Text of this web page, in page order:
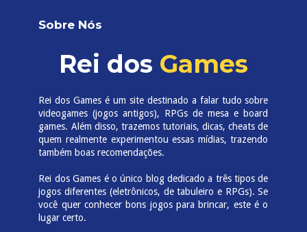
Sobre Nós
Rei dos Games
Rei dos Games é um site destinado a falar tudo sobre
videogames (jogos antigos), RPGs de mesa e board
games. Além disso, trazemos tutoriais, dicas, cheats de
quem realmente experimentou essas mídias, trazendo
também boas recomendações.
Rei dos Games é o único blog dedicado a três tipos de
jogos diferentes (eletrônicos, de tabuleiro e RPGs). Se
você quer conhecer bons jogos para brincar, este é o
lugar certo.